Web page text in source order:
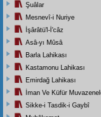
Şuâlar
Mesnevî-i Nuriye
İşârâtü'l-İ'câz
Asâ-yı Mûsâ
Barla Lahikası
Kastamonu Lahikası
Emirdağ Lahikası
İman Ve Küfür
Sikke-i Tasdik-i Gaybî